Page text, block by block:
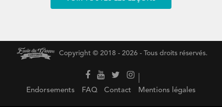
Copyright © 2018 - 2026 - Tous droits réservés.
Endorsements FAQ Contact Mentions légales